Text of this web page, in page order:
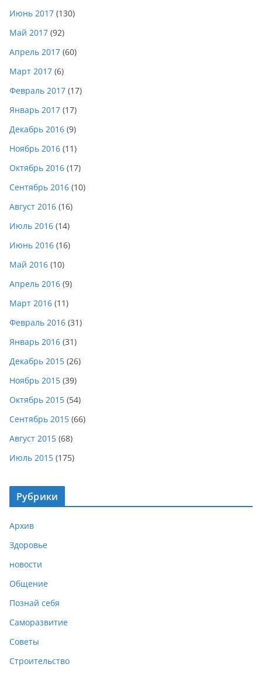
Июнь 2017 (130)
Май 2017 (92)
Апрель 2017 (60)
Март 2017 (6)
Февраль 2017 (17)
Январь 2017 (17)
Декабрь 2016 (9)
Ноябрь 2016 (11)
Октябрь 2016 (17)
Сентябрь 2016 (10)
Август 2016 (16)
Июль 2016 (14)
Июнь 2016 (16)
Май 2016 (10)
Апрель 2016 (9)
Март 2016 (11)
Февраль 2016 (31)
Январь 2016 (31)
Декабрь 2015 (26)
Ноябрь 2015 (39)
Октябрь 2015 (54)
Сентябрь 2015 (66)
Август 2015 (68)
Июль 2015 (175)
Рубрики
Архив
Здоровье
новости
Общение
Познай себя
Саморазвитие
Советы
Строительство